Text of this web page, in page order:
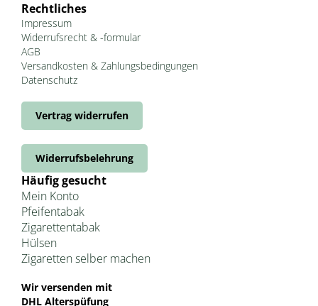
Rechtliches
Impressum
Widerrufsrecht & -formular
AGB
Versandkosten & Zahlungsbedingungen
Datenschutz
Vertrag widerrufen
Widerrufsbelehrung
Häufig gesucht
Mein Konto
Pfeifentabak
Zigarettentabak
Hülsen
Zigaretten selber machen
Wir versenden mit
DHL Alterspüfung